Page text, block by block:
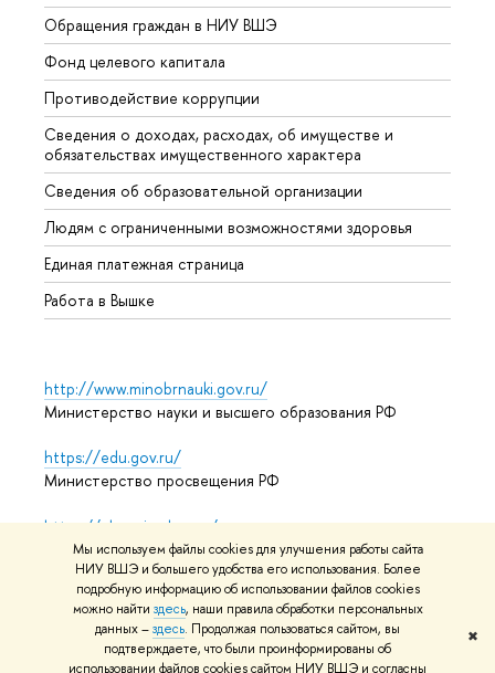
Мы используем файлы cookies для улучшения работы сайта
НИУ ВШЭ и большего удобства его использования. Более
подробную информацию об использовании файлов cookies
можно найти здесь, наши правила обработки персональных
данных –здесь. Продолжая пользоваться сайтом, вы
подтверждаете, что были проинформированы об
использовании файлов cookies сайтом НИУ ВШЭ и согласны
✖
Обращения граждан в НИУ ВШЭ
Фонд целевого капитала
Противодействие коррупции
Сведения о доходах, расходах, об имуществе и
обязательствах имущественного характера
Сведения об образовательной организации
Людям с ограниченными возможностями здоровья
Единая платежная страница
Работа в Вышке
http://www.minobrnauki.gov.ru/
Министерство науки и высшего образования РФ
https://edu.gov.ru/
Министерство просвещения РФ
https://elearning.hse.ru/mooc
Массовые открытые онлайн-курсы
© НИУ ВШЭ 1993–2026 Адреса и контактыУсловия
использования материаловПолитика конфиденциальности